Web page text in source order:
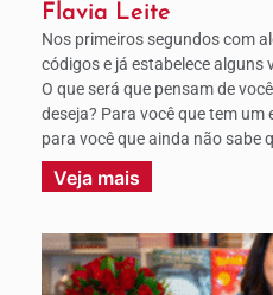
Flavia Leite
Nos primeiros segundos com
códigos e já estabelece alguns
O que será que pensam de
deseja? Para você que tem
para você que ainda não sabe
Veja mais